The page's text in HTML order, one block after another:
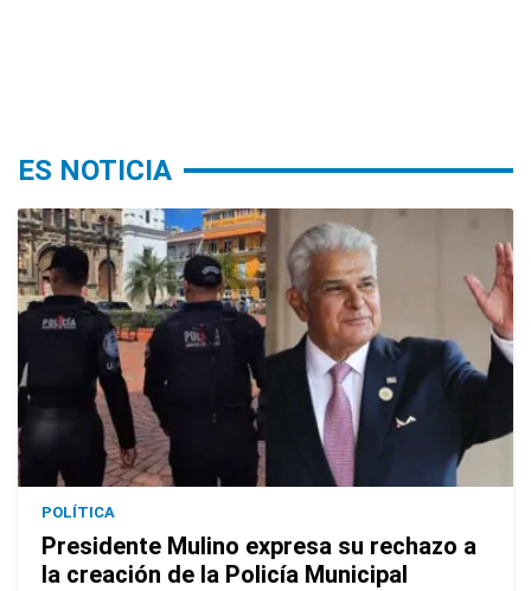
ES NOTICIA
POLÍTICA
Presidente Mulino expresa su rechazo a
la creación de la Policía Municipal